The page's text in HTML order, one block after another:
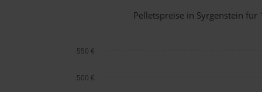
Pelletspreise in Syrgenstein für
500 €
550 €